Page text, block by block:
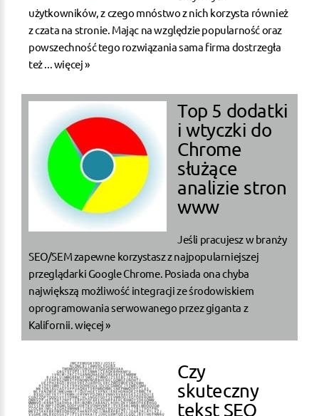
użytkowników, z czego mnóstwo z nich korzysta również
z czata na stronie. Mając na względzie popularność oraz
powszechność tego rozwiązania sama firma dostrzegła
też ... więcej »
Top 5 dodatki
i wtyczki do
Chrome
służące
analizie stron
www
Jeśli pracujesz w branży
SEO/SEM zapewne korzystasz z najpopularniejszej
przeglądarki Google Chrome. Posiada ona chyba
największą możliwość integracji ze środowiskiem
oprogramowania serwowanego przez giganta z
Kalifornii.więcej »
Czy
skuteczny
tekst SEO